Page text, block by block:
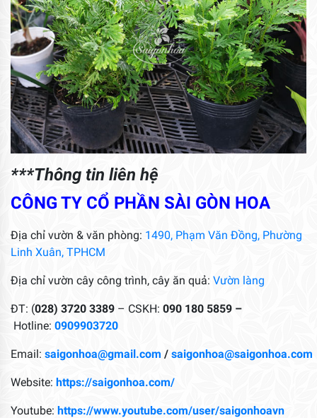
***Thông tin liên hệ
CÔNG TY CỔ PHẦN SÀI GÒN HOA
Địa chỉ vườn & văn phòng: 1490, Phạm Văn Đồng, Phường
Linh Xuân, TPHCM
Địa chỉ vườn cây công trình, cây ăn quả: Vườn làng
ĐT: (028) 3720 3389 – CSKH: 090 180 5859 –
Hotline: 0909903720
Email: saigonhoa@gmail.com / saigonhoa@saigonhoa.com
Website: https://saigonhoa.com/
Youtube: https://www.youtube.com/user/saigonhoavn